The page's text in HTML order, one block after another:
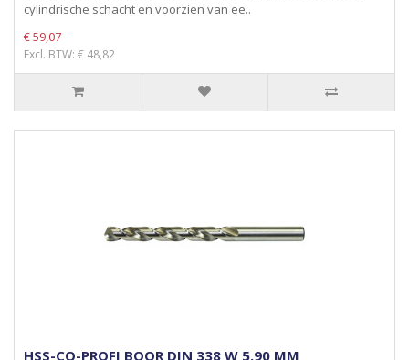
cylindrische schacht en voorzien van ee..
€ 59,07
Excl. BTW: € 48,82
HSS-CO-PROFI BOOR DIN 338 W 5.90 MM